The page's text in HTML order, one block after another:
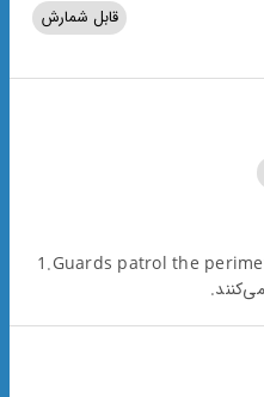
قابل شمارش
1.Guards patrol the